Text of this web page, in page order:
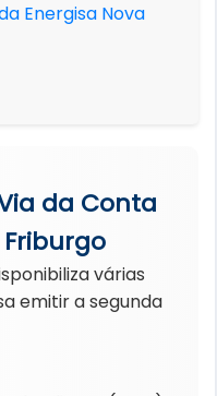
Energisa Nova
da Conta
várias
emitir a segunda